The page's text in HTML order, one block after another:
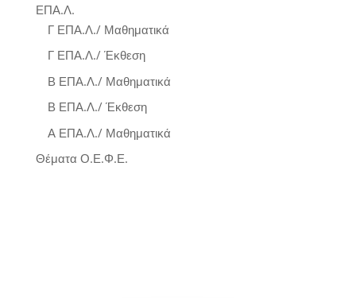
ΕΠΑ.Λ.
Γ ΕΠΑ.Λ./ Μαθηματικά
Γ ΕΠΑ.Λ./ Έκθεση
Β ΕΠΑ.Λ./ Μαθηματικά
Β ΕΠΑ.Λ./ Έκθεση
Α ΕΠΑ.Λ./ Μαθηματικά
Θέματα Ο.Ε.Φ.Ε.